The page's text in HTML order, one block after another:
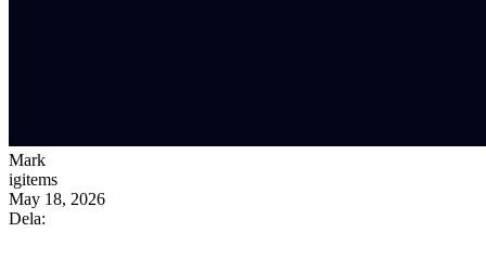
Mark
igitems
May 18, 2026
Dela: